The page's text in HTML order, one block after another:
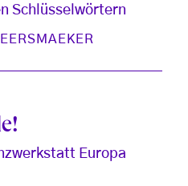
Schlüsselwörtern
Europa